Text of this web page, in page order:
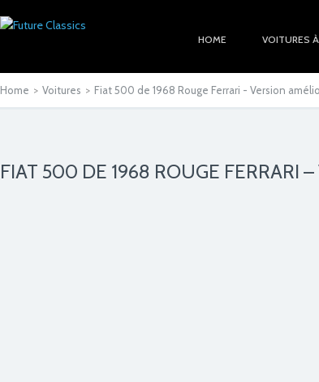
HOME VOITURES
Home > Voitures > Fiat 500 de 1968 Rouge Ferrari - Version
FIAT 500 DE 1968 ROUGE FERRARI